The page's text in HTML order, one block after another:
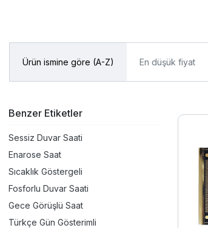
Ürün ismine göre (A-Z) En düşük fiyat
Benzer Etiketler
Sessiz Duvar Saati
Enarose Saat
Sıcaklık Göstergeli
Fosforlu Duvar Saati
Gece Görüşlü Saat
Türkçe Gün Gösterimli